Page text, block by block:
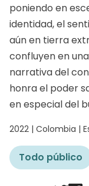
poniendo en
identidad, el
aún en tierra
confluyen en
narrativa del
honra el poder
en especial del
2022 | Colombia |
Todo público